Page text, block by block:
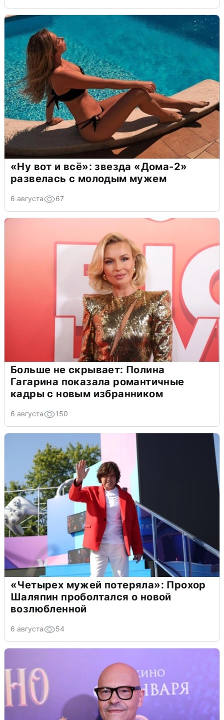
«Ну вот и всё»: звезда «Дома-2»
развелась с молодым мужем
6 августа 67
Больше не скрывает: Полина
Гагарина показала романтичные
кадры с новым избранником
6 августа 150
«Четырех мужей потеряла»: Прохор
Шаляпин проболтался о новой
возлюбленной
6 августа 54